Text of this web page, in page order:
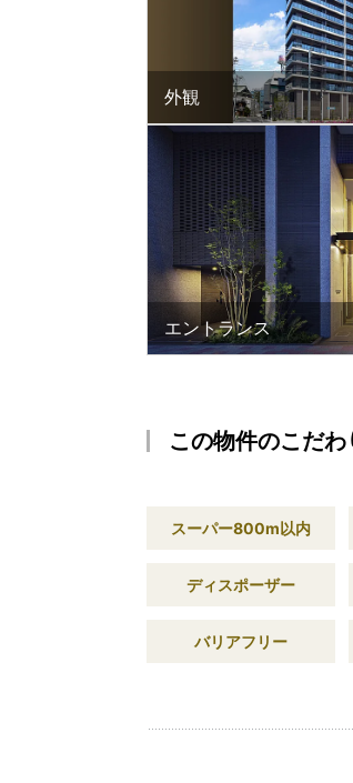
外観
エントランス
この物件のこだわ
スーパー800m以内
ディスポーザー
バリアフリー